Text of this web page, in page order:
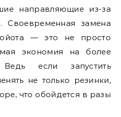
направляющие из-за
Своевременная замена
— это не просто
экономия на более
если запустить
не только резинки,
что обойдется в разы